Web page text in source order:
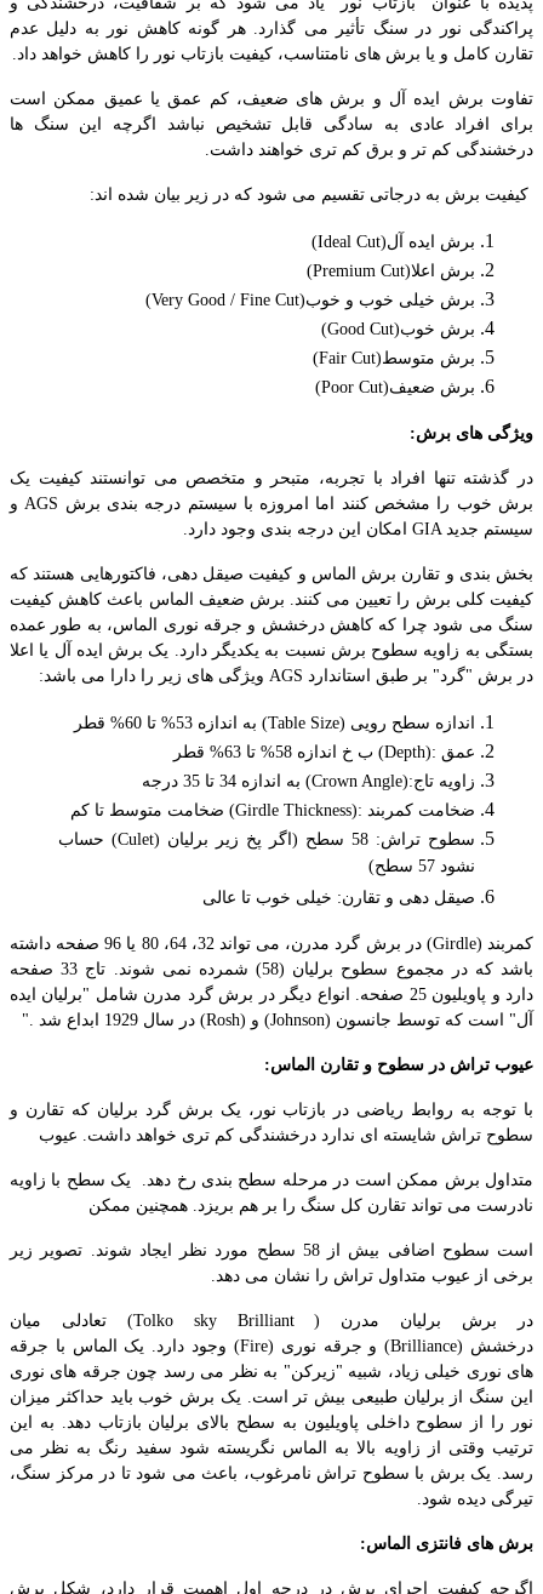
پراکندگی نور در سنگ تأثیر می گذارد. هر گونه کاهش نور به دلیل عدم
تقارن کامل و یا برش های نامتناسب، کیفیت بازتاب نور را کاهش خواهد داد
تفاوت برش ایده آل و برش های ضعیف، کم عمق یا عمیق ممکن است
برای افراد عادی به سادگی قابل تشخیص نباشد اگرچه این سنگ ها
درخشندگی کم تر و برق کم تری خواهند داشت.
کیفیت برش به درجاتی تقسیم می شود که در زیر بیان شده اند :
برش ایده آل(Ideal Cut)
برش اعلا(Premium Cut)
برش خیلی خوب و خوب(Very Good / Fine Cut)
برش خوب(Good Cut)
برش متوسط(Fair Cut)
برش ضعیف(Poor Cut)
ویژگی های برش:
در گذشته تنها افراد با تجربه، متبحر و متخصص می توانستند کیفیت یک
برش خوب را مشخص کنند اما امروزه با سیستم درجه بندی برش AGS و
سیستم جدید GIA امکان این درجه بندی وجود دارد
بخش بندی و تقارن برش الماس و کیفیت صیقل دهی، فاکتورهایی هستند که
کیفیت کلی برش را تعیین می کنند. برش ضعیف الماس باعث کاهش کیفیت
سنگ می شود چرا که کاهش درخشش و جرقه نوری الماس، به طور عمده
بستگی به زاویه سطوح برش نسبت به یکدیگر دارد. یک برش ایده آل یا اعلا
در برش "گرد" بر طبق استاندارد AGS ویژگی های زیر را دارا می باشد :
اندازه سطح رویی (Table Size) به اندازه 53% تا 60% قطر
عمق (Depth): ب خ اندازه 58% تا 63% قطر
زاویه تاج(Crown Angle): به اندازه 34 تا 35 درجه
ضخامت کمربند (Girdle Thickness): ضخامت متوسط تا کم
سطوح تراش: 58 سطح (اگر پخ زیر برلیان
(Culet) حساب
نشود 57 سطح)
صیقل دهی و تقارن: خیلی خوب تا عالی
کمربند (Girdle)
در برش گرد مدرن، می تواند 32، 64، 80 یا 96 صفحه داشته
باشد که در مجموع سطوح برلیان (58) شمرده نمی شوند. تاج 33 صفحه
دارد و پاویلیون 25 صفحه. انواع دیگر در برش گرد مدرن شامل "برلیان ایده
آل" است که توسط جانسون (Johnson) و (Rosh) در سال 1929 ابداع شد "
عیوب تراش در سطوح و تقارن الماس:
با توجه به روابط ریاضی در بازتاب نور، یک برش گرد برلیان که تقارن و
سطوح تراش شایسته ای ندارد درخشندگی کم تری خواهد داشت. عیوب
متداول برش ممکن است در مرحله سطح بندی رخ دهد. یک سطح با زاویه
نادرست می تواند تقارن کل سنگ را بر هم بریزد. همچنین ممکن
است سطوح اضافی بیش از 58 سطح مورد نظر ایجاد شوند. تصویر زیر
برخی از عیوب متداول تراش را نشان می دهد
در برش برلیان مدرن ((Tolko sky Brilliantتعادلی میان
درخشش (Brilliance) و جرقه نوری (Fire) وجود دارد. یک الماس با جرقه
های نوری خیلی زیاد، شبیه "زیرکن" به نظر می رسد چون جرقه های نوری
این سنگ از برلیان طبیعی بیش تر است. یک برش خوب باید حداکثر میزان
نور را از سطوح داخلی پاویلیون به سطح بالای برلیان بازتاب دهد. به این
ترتیب وقتی از زاویه بالا به الماس نگریسته شود سفید رنگ به نظر می
رسد. یک برش با سطوح تراش نامرغوب، باعث می شود تا در مرکز سنگ،
تیرگی دیده شود
برش های فانتزی الماس:
اگرچه کیفیت اجرای برش در درجه اول اهمیت قرار دارد، شکل برش